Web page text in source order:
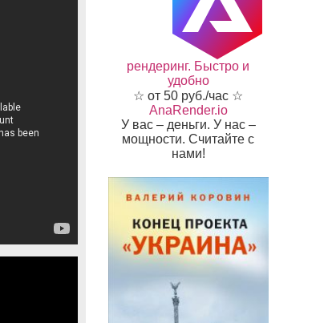
рендеринг. Быстро и
удобно
☆ от 50 руб./час ☆
AnaRender.io
У вас – деньги. У нас –
мощности. Считайте с
нами!